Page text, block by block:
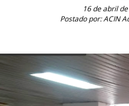
16 de abril
Postado por: ACIN